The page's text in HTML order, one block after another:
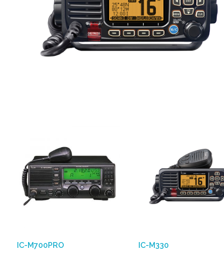
IC-M700PRO IC-M330